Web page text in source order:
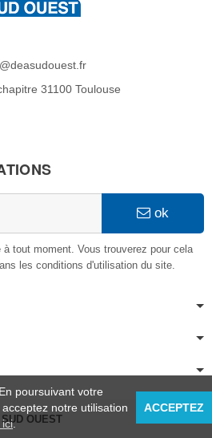
31100 Toulouse
ok
tout moment. Vous trouverez pour cela
les conditions d'utilisation du site.
OUEST
poursuivant votre
notre utilisation
ici.
ACCEPTEZ